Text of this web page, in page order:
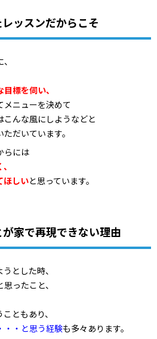
ッスンだからこそ
標を伺い、
メニューを決めて
んな風にしようなどと
だいています。
らには
ほしいと思っています。
家で再現できない理由
とした時、
ったこと、
ともあり、
・・と思う経験も多々あります。